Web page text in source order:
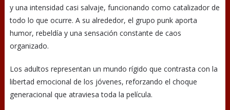
y una intensidad casi salvaje, funcionando como catalizador de
todo lo que ocurre. A su alrededor, el grupo punk aporta
humor, rebeldía y una sensación constante de caos
organizado.
Los adultos representan un mundo rígido que contrasta con la
libertad emocional de los jóvenes, reforzando el choque
generacional que atraviesa toda la película.